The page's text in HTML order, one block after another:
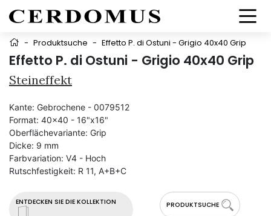
- Produktsuche - Effetto P. di Ostuni - Grigio 40x40 Grip
Effetto P. di Ostuni - Grigio 40x40 Grip
Steineffekt
ENTDECKEN SIE DIE KOLLEKTION PRODUKTSUCHE
Kante: Gebrochene - 0079512
Format: 40x40 - 16"x16"
Oberflächevariante: Grip
Dicke: 9 mm
Farbvariation: V4 - Hoch
Rutschfestigkeit: R 11, A+B+C